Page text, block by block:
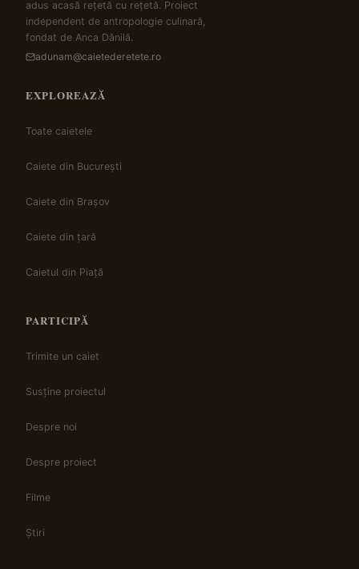
adus acasă rețetă cu rețetă. Proiect
independent de antropologie culinară,
fondat de Anca Dănilă.
adunam@caietederetete.ro
EXPLOREAZĂ
Toate caietele
Caiete din București
Caiete din Brașov
Caiete din țară
Caietul din Piață
PARTICIPĂ
Trimite un caiet
Susține proiectul
Despre noi
Despre proiect
Filme
Știri